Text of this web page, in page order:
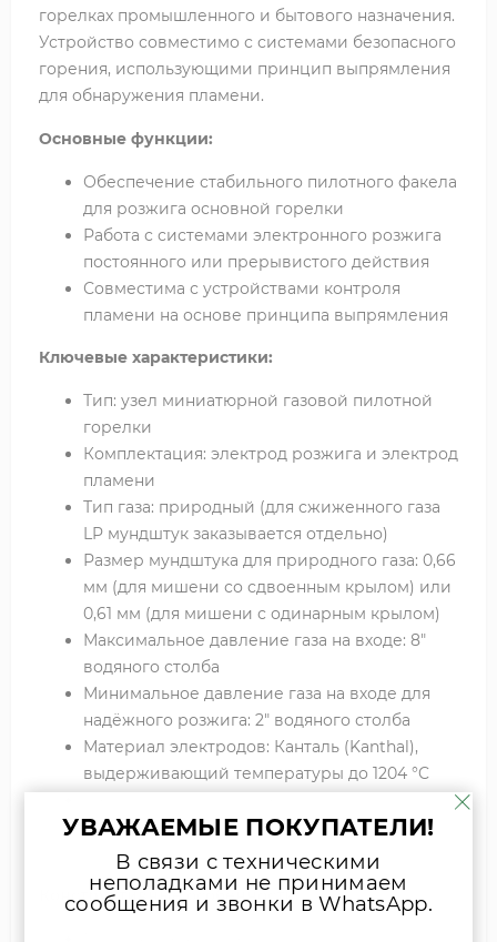
горелках промышленного и бытового назначения.
Устройство совместимо с системами безопасного
горения, использующими принцип выпрямления
для обнаружения пламени.
Основные функции:
Обеспечение стабильного пилотного факела
для розжига основной горелки
Работа с системами электронного розжига
постоянного или прерывистого действия
Совместима с устройствами контроля
пламени на основе принципа выпрямления
Ключевые характеристики:
Тип: узел миниатюрной газовой пилотной
горелки
Комплектация: электрод розжига и электрод
пламени
Тип газа: природный (для сжиженного газа
LP мундштук заказывается отдельно)
Размер мундштука для природного газа: 0,66
мм (для мишени со сдвоенным крылом) или
0,61 мм (для мишени с одинарным крылом)
Максимальное давление газа на входе: 8″
водяного столба
Минимальное давление газа на входе для
надёжного розжига: 2″ водяного столба
Материал электродов: Канталь (Kanthal),
выдерживающий температуры до 1204 °C
Входной фитинг: ¼″ компрессионное
соединение
Конструктивные особенности:
УВАЖАЕМЫЕ ПОКУПАТЕЛИ!
В связи с техническими
неполадками не принимаем
сообщения и звонки в WhatsApp.